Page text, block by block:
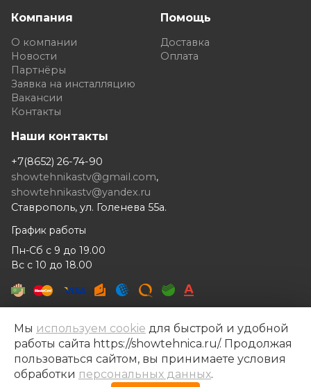
Компания
О компании
Новости
Партнёры
Заявка на инсталляцию
Вакансии
Контакты
Помощь
Доставка
Оплата
Наши контакты
+7(8652) 26-74-90
showtehnikastv@gmail.com,
showtehnikastv@yandex.ru
Ставрополь, ул. Голенева 55а.
График работы
Пн-Сб с 9 до 19.00
Вс с 10 до 18.00
Шоутехника © 2014- 2026
Разработка сайта —Рекламный контент
Мы используем cookie для быстрой и удобной
работы сайта https://showtehnica.ru/. Продолжая
пользоваться сайтом, вы принимаете условия
обработки персональных данных.